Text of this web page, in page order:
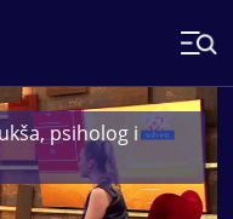
psiholog i